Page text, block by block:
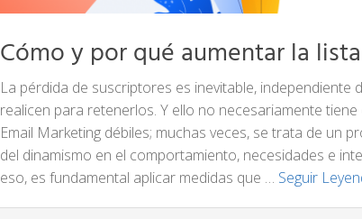
Cómo y por qué aumentar la
La pérdida de suscriptores es inevitable, independiente
realicen para retenerlos. Y ello no necesariamente
Email Marketing débiles; muchas veces, se trata de un
del dinamismo en el comportamiento, necesidades e
eso, es fundamental aplicar medidas que … Seguir